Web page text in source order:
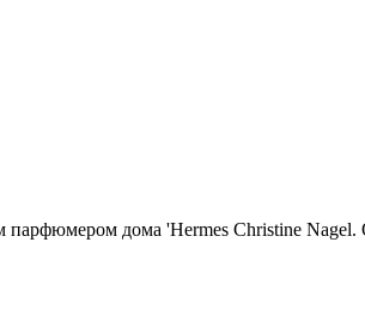
парфюмером дома 'Hermes Christine